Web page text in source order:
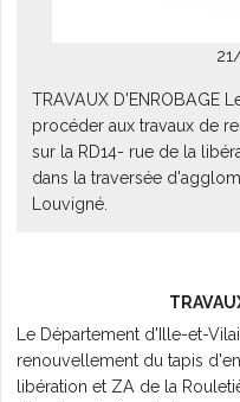
TRAVAUX D'ENROBAGE
procéder aux travaux de
sur la RD14- rue de la
dans la traversée
Louvigné.
Le Département d'Ille-et-
renouvellement du tapis
libération et ZA de la